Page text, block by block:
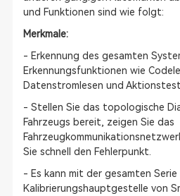
und Funktionen sind wie folgt:
Merkmale:
- Erkennung des gesamten
Erkennungsfunktionen wie
Datenstromlesen und
- Stellen Sie das topologische
Fahrzeugs bereit, zeigen Sie das
Sie schnell den Fehlerpunkt.
- Es kann mit der gesamten Serie
Kalibrierungshauptgestelle von